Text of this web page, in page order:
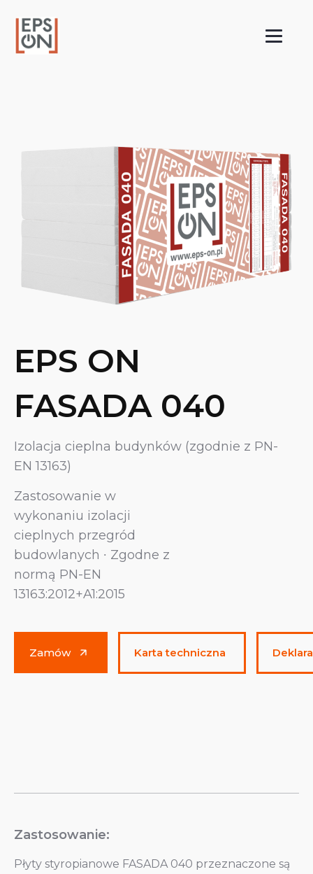
EPS ON
FASADA 040
Izolacja cieplna budynków (zgodnie z PN-
EN 13163)
Zastosowanie w
wykonaniu izolacji
cieplnych przegród
budowlanych ∙ Zgodne z
normą PN-EN
13163:2012+A1:2015
Zamów Karta techniczna
Zastosowanie:
Płyty styropianowe FASADA 040 przeznaczone są